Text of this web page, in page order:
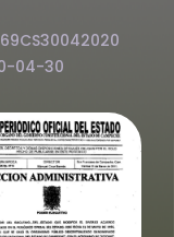
04-30